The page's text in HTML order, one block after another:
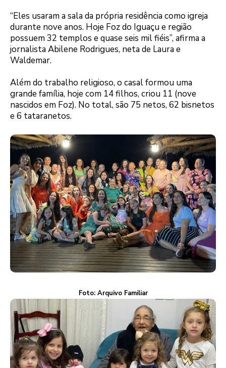
“Eles usaram a sala da própria residência como igreja
durante nove anos. Hoje Foz do Iguaçu e região
possuem 32 templos e quase seis mil fiéis”, afirma a
jornalista Abilene Rodrigues, neta de Laura e
Waldemar.
Além do trabalho religioso, o casal formou uma
grande família, hoje com 14 filhos, criou 11 (nove
nascidos em Foz). No total, são 75 netos, 62 bisnetos
e 6 tataranetos.
Foto: Arquivo Familiar